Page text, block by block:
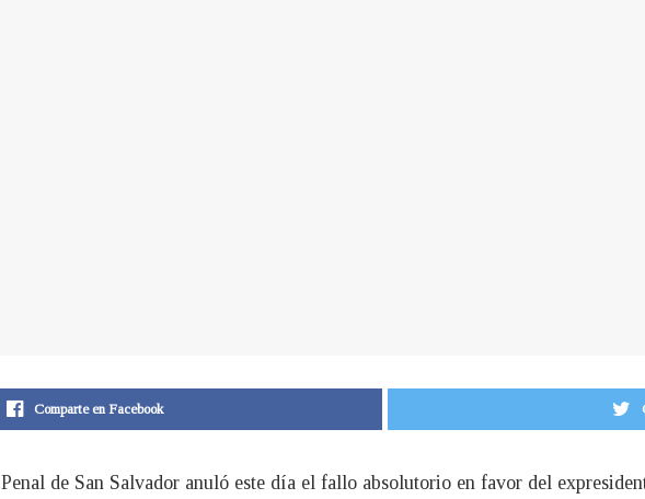
Comparte en Facebook
de San Salvador anuló este día el fallo absolutorio en favor del